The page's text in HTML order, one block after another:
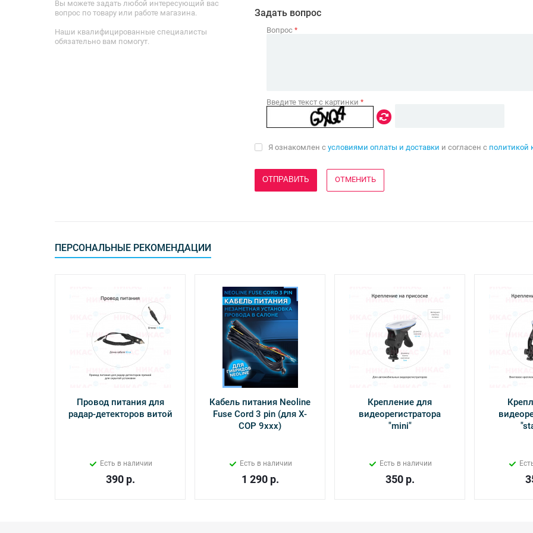
Вы можете задать любой интересующий вас
вопрос по товару или работе магазина.
Наши квалифицированные специалисты
обязательно вам помогут.
Задать вопрос
Вопрос*
Введите текст с картинки*
Я ознакомлен сусловиями оплаты и доставки и согласен с политикой
ОТМЕНИТЬ
ПЕРСОНАЛЬНЫЕ РЕКОМЕНДАЦИИ
Провод питания для
радар-детекторов витой
Есть в наличии
390р.
Кабель питания Neoline
Fuse Cord 3 pin (для Х-
СОР 9ххх)
Есть в наличии
1 290р.
Крепление для
видеорегистратора
"mini"
Есть в наличии
350р.